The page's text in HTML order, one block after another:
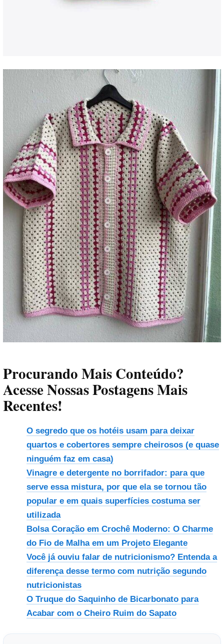
Procurando Mais Conteúdo?
Acesse Nossas Postagens Mais
Recentes!
O segredo que os hotéis usam para deixar
quartos e cobertores sempre cheirosos (e quase
ninguém faz em casa)
Vinagre e detergente no borrifador: para que
serve essa mistura, por que ela se tornou tão
popular e em quais superfícies costuma ser
utilizada
Bolsa Coração em Crochê Moderno: O Charme
do Fio de Malha em um Projeto Elegante
Você já ouviu falar de nutricionismo? Entenda a
diferença desse termo com nutrição segundo
nutricionistas
O Truque do Saquinho de Bicarbonato para
Acabar com o Cheiro Ruim do Sapato